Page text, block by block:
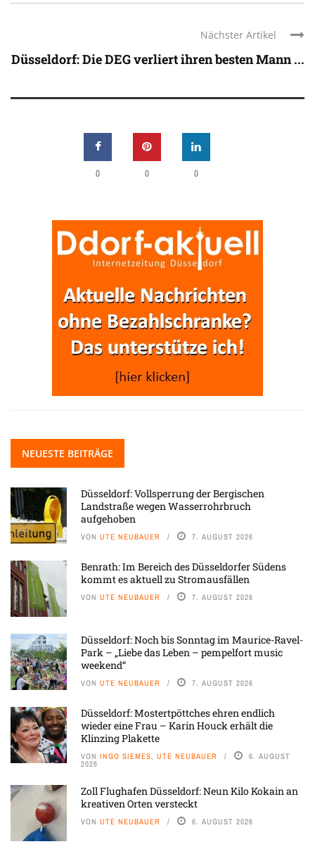
Nächster Artikel
Düsseldorf: Die DEG verliert ihren besten Mann ...
0 0 0
NEUESTE BEITRÄGE
Düsseldorf: Vollsperrung der Bergischen
Landstraße wegen Wasserrohrbruch
aufgehoben
VON UTE NEUBAUER 7. AUGUST 2026
Benrath: Im Bereich des Düsseldorfer Südens
kommt es aktuell zu Stromausfällen
VON UTE NEUBAUER 7. AUGUST 2026
Düsseldorf: Noch bis Sonntag im Maurice-Ravel-
Park – „Liebe das Leben – pempelfort music
weekend“
VON UTE NEUBAUER 7. AUGUST 2026
Düsseldorf: Mostertpöttches ehren endlich
wieder eine Frau – Karin Houck erhält die
Klinzing Plakette
VON INGO SIEMES, UTE NEUBAUER 6. AUGUST
2026
Zoll Flughafen Düsseldorf: Neun Kilo Kokain an
kreativen Orten versteckt
VON UTE NEUBAUER 6. AUGUST 2026